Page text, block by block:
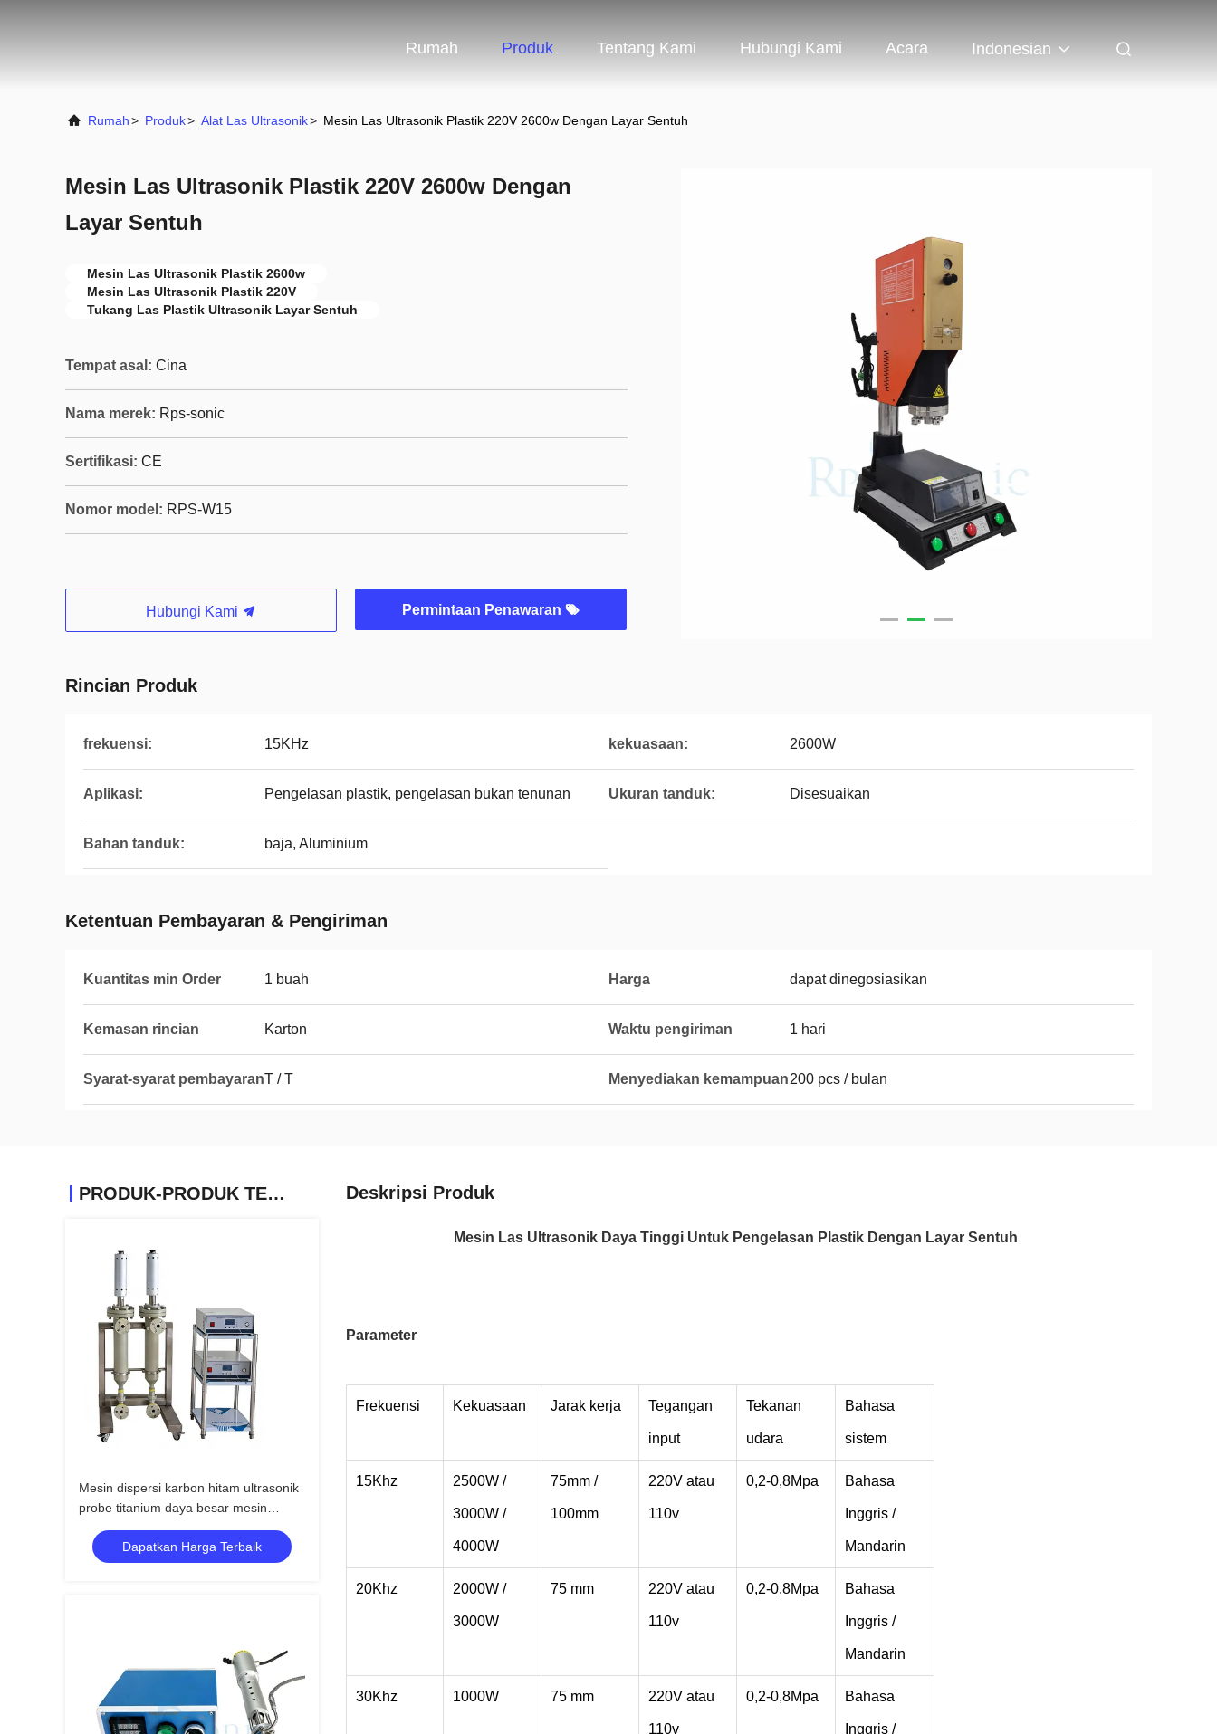
Rumah Produk Tentang Kami Hubungi Kami Acara Indonesian
Rumah> Produk> Alat Las Ultrasonik> Mesin Las Ultrasonik Plastik 220V 2600w Dengan Layar Sentuh
Mesin Las Ultrasonik Plastik 220V 2600w Dengan
Layar Sentuh
Mesin Las Ultrasonik Plastik 2600w
Mesin Las Ultrasonik Plastik 220V
Tukang Las Plastik Ultrasonik Layar Sentuh
Tempat asal: Cina
Nama merek: Rps-sonic
Sertifikasi: CE
Nomor model: RPS-W15
Hubungi Kami Permintaan Penawaran
Rincian Produk
frekuensi: 15KHz kekuasaan: 2600W
Aplikasi: Pengelasan plastik, pengelasan bukan tenunan Ukuran tanduk: Disesuaikan
Bahan tanduk: baja, Aluminium
Ketentuan Pembayaran & Pengiriman
Kuantitas min Order 1 buah Harga dapat dinegosiasikan
Kemasan rincian Karton Waktu pengiriman 1 hari
Syarat-syarat pembayaranT / T Menyediakan kemampuan200 pcs / bulan
PRODUK-PRODUK TERKAIT
Mesin dispersi karbon hitam ultrasonik
probe titanium daya besar mesin
homogenizer ultrasonik
Dapatkan Harga Terbaik
Deskripsi Produk
Mesin Las Ultrasonik Daya Tinggi Untuk Pengelasan Plastik Dengan Layar Sentuh
Parameter
Frekuensi Kekuasaan Jarak kerja Tegangan
input
Tekanan
udara
Bahasa
sistem
15Khz 2500W /
3000W /
4000W
75mm /
100mm
220V atau
110v
0,2-0,8Mpa Bahasa
Inggris /
Mandarin
20Khz 2000W /
3000W
75 mm 220V atau
110v
0,2-0,8Mpa Bahasa
Inggris /
Mandarin
30Khz 1000W 75 mm 220V atau
110v
0,2-0,8Mpa Bahasa
Inggris /